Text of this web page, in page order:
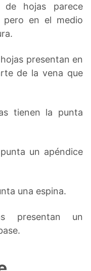
hojas parece
en el medio
presentan en
de la vena que
tienen la punta
un apéndice
una espina.
presentan un